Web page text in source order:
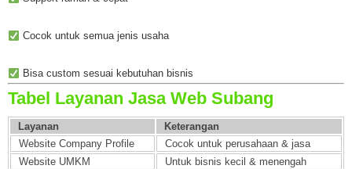
Cocok untuk semua jenis usaha
Bisa custom sesuai kebutuhan bisnis
Tabel Layanan Jasa Web Subang
Layanan
Keterangan
Website Company Profile
Cocok untuk perusahaan & jasa
Website UMKM
Untuk bisnis kecil & menengah